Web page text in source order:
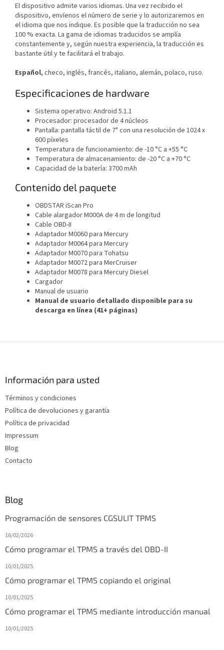
El dispositivo admite varios idiomas. Una vez recibido el
dispositivo, envíenos el número de serie y lo autorizaremos en
el idioma que nos indique. Es posible que la traducción no sea
100 % exacta. La gama de idiomas traducidos se amplía
constantemente y, según nuestra experiencia, la traducción es
bastante útil y te facilitará el trabajo.
Español, checo, inglés, francés, italiano, alemán, polaco, ruso.
Especificaciones de hardware
Sistema operativo: Android 5.1.1
Procesador: procesador de 4 núcleos
Pantalla: pantalla táctil de 7" con una resolución de 1024 x
600 píxeles
Temperatura de funcionamiento: de -10 °C a +55 °C
Temperatura de almacenamiento: de -20 °C a +70 °C
Capacidad de la batería: 3700 mAh
Contenido del paquete
OBDSTAR iScan Pro
Cable alargador M000A de 4 m de longitud
Cable OBD-II
Adaptador M0060 para Mercury
Adaptador M0064 para Mercury
Adaptador M0070 para Tohatsu
Adaptador M0072 para MerCruiser
Adaptador M0078 para Mercury Diesel
Cargador
Manual de usuario
Manual de usuario detallado disponible para su
descarga en línea (41+ páginas)
n
Información para usted
Términos y condiciones
Política de devoluciones y garantía
Política de privacidad
Impressum
Blog
Contacto
Blog
Programación de sensores CGSULIT TPMS
16/02/2026
Cómo programar el TPMS a través del OBD-II
10/01/2025
Cómo programar el TPMS copiando el original
10/01/2025
Cómo programar el TPMS mediante introducción manual
10/01/2025